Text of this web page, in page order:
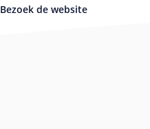
Bezoek de website